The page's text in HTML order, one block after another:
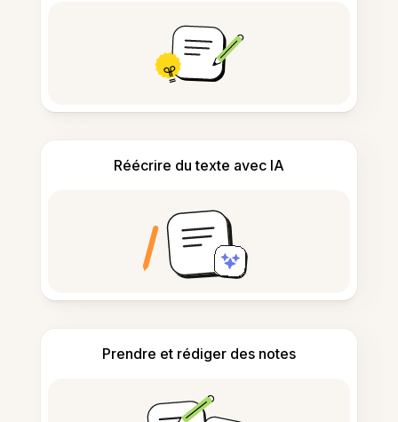
Réécrire du texte avec IA
Prendre et rédiger des notes